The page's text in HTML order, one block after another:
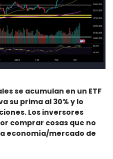
se acumulan en un ETF
su prima al 30% y lo
Los inversores
comprar cosas que no
economía/mercado de